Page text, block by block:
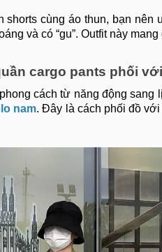
shorts cùng áo thun, bạn nên
và có “gu”. Outfit này
cargo pants phối
cách từ năng động
nam. Đây là cách phối đồ